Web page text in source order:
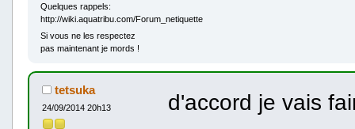
Quelques rappels:
http://wiki.aquatribu.com/Forum_netiquette
Si vous ne les respectez
pas maintenant je mords !
tetsuka
24/09/2014 20h13 d'accord je vais